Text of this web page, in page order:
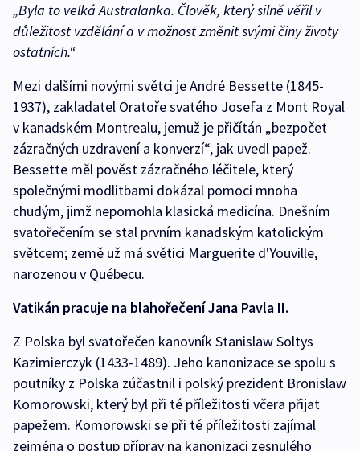
„Byla to velká Australanka. Člověk, který silně věřil v
důležitost vzdělání a v možnost změnit svými činy životy
ostatních.“
Mezi dalšími novými světci je André Bessette (1845-
1937), zakladatel Oratoře svatého Josefa z Mont Royal
v kanadském Montrealu, jemuž je přičítán „bezpočet
zázračných uzdravení a konverzí“, jak uvedl papež.
Bessette měl pověst zázračného léčitele, který
společnými modlitbami dokázal pomoci mnoha
chudým, jimž nepomohla klasická medicína. Dnešním
svatořečením se stal prvním kanadským katolickým
světcem; země už má světici Marguerite d'Youville,
narozenou v Québecu.
Vatikán pracuje na blahořečení Jana Pavla II.
Z Polska byl svatořečen kanovník Stanislaw Soltys
Kazimierczyk (1433-1489). Jeho kanonizace se spolu s
poutníky z Polska zúčastnil i polský prezident Bronislaw
Komorowski, který byl při té příležitosti včera přijat
papežem. Komorowski se při té příležitosti zajímal
zejména o postup příprav na kanonizaci zesnulého